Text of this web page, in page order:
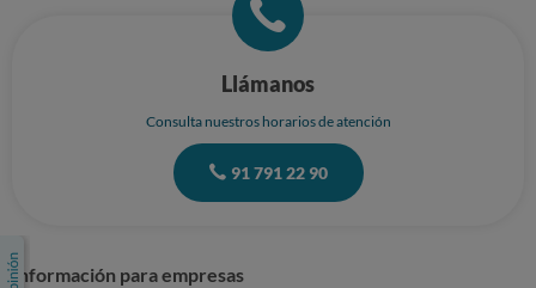
Llámanos
Consulta nuestros horarios de atención
91 791 22 90
Información para empresas